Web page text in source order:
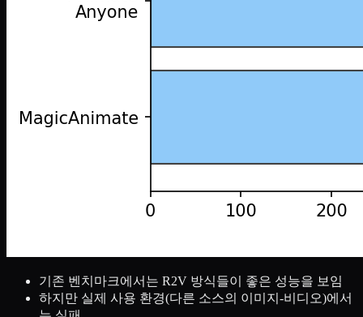
기존 벤치마크에서는 R2V 방식들이 좋은 성능을 보임
하지만 실제 사용 환경(다른 소스의 이미지-비디오)에서